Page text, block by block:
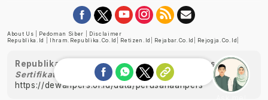
About Us Pedoman Siber
Disclaimer
Republika.id
Ihram.republika.co.id Retizen.id Rejabar.co.id Rejogja.co.id
Republika telah diverifikasi oleh Dewan Pers
Sertifikat Nomor 1058/DP-Verifikasi/K/XII/2022
https://dewanpers.or.id/data/perusahaanpers